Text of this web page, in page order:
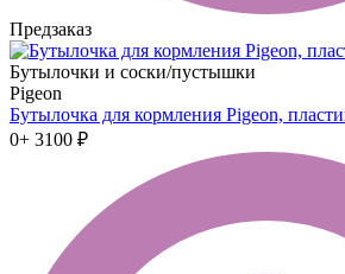
Предзаказ
Бутылочки и соски/пустышки
Pigeon
Бутылочка для кормления Pigeon,
0+ 3100 ₽